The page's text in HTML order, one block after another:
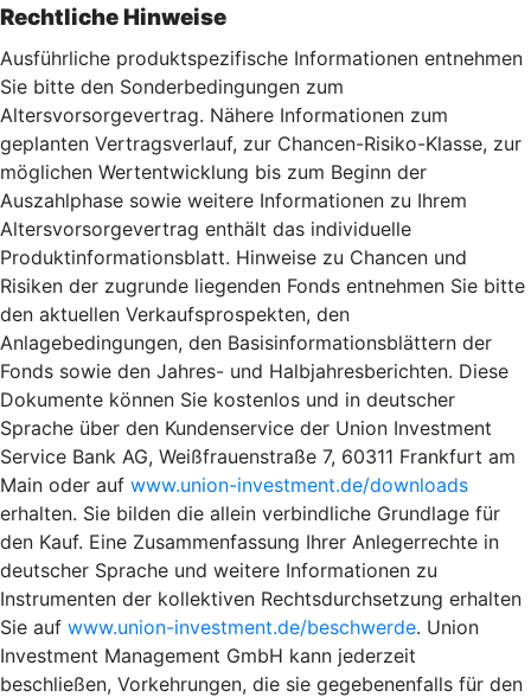
Rechtliche Hinweise
Ausführliche produktspezifische Informationen entnehmen
Sie bitte den Sonderbedingungen zum
Altersvorsorgevertrag. Nähere Informationen zum
geplanten Vertragsverlauf, zur Chancen-Risiko-Klasse, zur
möglichen Wertentwicklung bis zum Beginn der
Auszahlphase sowie weitere Informationen zu Ihrem
Altersvorsorgevertrag enthält das individuelle
Produktinformationsblatt. Hinweise zu Chancen und
Risiken der zugrunde liegenden Fonds entnehmen Sie bitte
den aktuellen Verkaufsprospekten, den
Anlagebedingungen, den Basisinformationsblättern der
Fonds sowie den Jahres- und Halbjahresberichten. Diese
Dokumente können Sie kostenlos und in deutscher
Sprache über den Kundenservice der Union Investment
Service Bank AG, Weißfrauenstraße 7, 60311 Frankfurt am
Main oder auf www.union-investment.de/downloads
erhalten. Sie bilden die allein verbindliche Grundlage für
den Kauf. Eine Zusammenfassung Ihrer Anlegerrechte in
deutscher Sprache und weitere Informationen zu
Instrumenten der kollektiven Rechtsdurchsetzung erhalten
Sie auf www.union-investment.de/beschwerde. Union
Investment Management GmbH kann jederzeit
beschließen, Vorkehrungen, die sie gegebenenfalls für den